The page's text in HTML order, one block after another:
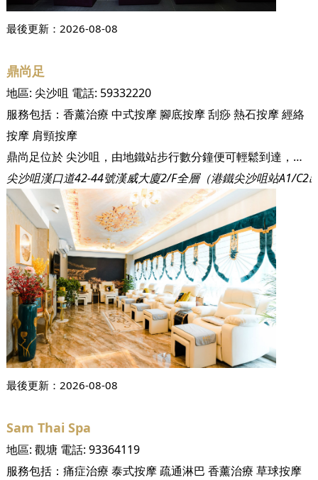
最後更新： 2026-08-08
鼎尚足
地區: 尖沙咀 電話: 59332220
服務包括： 香薰治療 中式按摩 腳底按摩刮痧熱石按摩經絡
按摩 肩頸按摩
鼎尚足位於 尖沙咀，由地鐵站步行數分鐘便可輕鬆到達，方便快捷，來自四方八面的顧客都可隨時享受到令人身心舒爽的按摩服務。而店內環境寬敞，設備完善，更能讓您舒適、放鬆地享受服務，將所有煩惱都拋之腦後，找到身心最放鬆的狀態。
尖沙咀漢口道42-44號漢威大廈2/F全層（港鐵尖沙咀站A1/C2
最後更新： 2026-08-08
Sam Thai Spa
地區: 觀塘電話: 93364119
服務包括： 痛症治療 泰式按摩疏通淋巴 香薰治療 草球按摩